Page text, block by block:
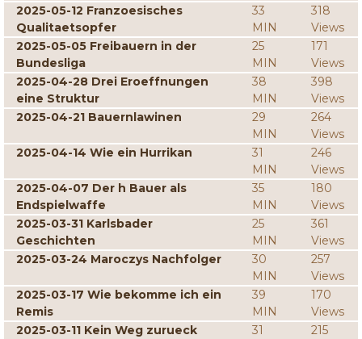
2025-05-12 Franzoesisches
Qualitaetsopfer
33
MIN
318
Views
2025-05-05 Freibauern in der
Bundesliga
25
MIN
171
Views
2025-04-28 Drei Eroeffnungen
eine Struktur
38
MIN
398
Views
2025-04-21 Bauernlawinen
29
MIN
264
Views
2025-04-14 Wie ein Hurrikan
31
MIN
246
Views
2025-04-07 Der h Bauer als
Endspielwaffe
35
MIN
180
Views
2025-03-31 Karlsbader
Geschichten
25
MIN
361
Views
2025-03-24 Maroczys Nachfolger
30
MIN
257
Views
2025-03-17 Wie bekomme ich ein
Remis
39
MIN
170
Views
2025-03-11 Kein Weg zurueck
31
215